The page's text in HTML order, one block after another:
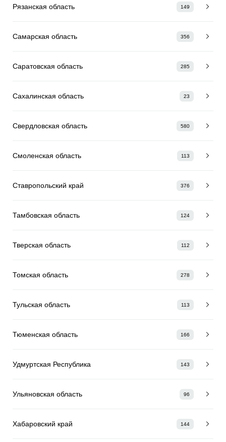
Рязанская область 149
Самарская область 356
Саратовская область 285
Сахалинская область 23
Свердловская область 580
Смоленская область 113
Ставропольский край 376
Тамбовская область 124
Тверская область 112
Томская область 278
Тульская область 113
Тюменская область 166
Удмуртская Республика 143
Ульяновская область 96
Хабаровский край 144